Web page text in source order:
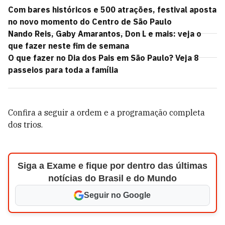
Com bares históricos e 500 atrações, festival aposta
no novo momento do Centro de São Paulo
Nando Reis, Gaby Amarantos, Don L e mais: veja o
que fazer neste fim de semana
O que fazer no Dia dos Pais em São Paulo? Veja 8
passeios para toda a família
Confira a seguir a ordem e a programação completa
dos trios.
Siga a Exame e fique por dentro das últimas
notícias do Brasil e do Mundo
Seguir no Google